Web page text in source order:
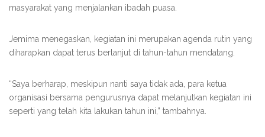
masyarakat yang menjalankan ibadah puasa.
Jemima menegaskan, kegiatan ini merupakan agenda rutin yang
diharapkan dapat terus berlanjut di tahun-tahun mendatang.
“Saya berharap, meskipun nanti saya tidak ada, para ketua
organisasi bersama pengurusnya dapat melanjutkan kegiatan ini
seperti yang telah kita lakukan tahun ini,” tambahnya.